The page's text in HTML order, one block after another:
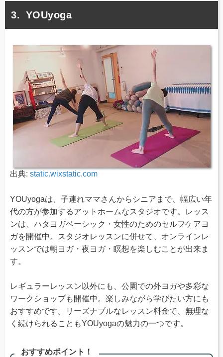
YOUyoga
出典: static.wixstatic.com
YOUyogaは、子連れママさんからシニアまで、幅広い年
代の方が参加するアットホームなスタジオです。レッス
ンは、ハタヨガベーシック・女性のためのセルフケアヨ
ガを開催中。スタジオレッスンに併せて、オンラインレ
ッスンでは朝ヨガ・夜ヨガ・瞑想を楽しむことが出来ま
す。
レギュラーレッスン以外にも、公園での外ヨガや多彩な
ワークショップも開催中。楽しみながら学びたい方にも
おすすめです。リーズナブルなレッスン料金で、無理な
く続けられることもYOUyogaの魅力の一つです。
おすすめポイント！